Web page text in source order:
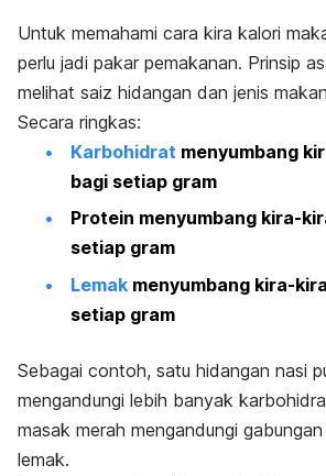
Untuk memahami cara kira kalori
perlu jadi pakar pemakanan. Prinsip
melihat saiz hidangan dan jenis
Secara ringkas:
Karbohidrat menyumbang
bagi setiap gram
Protein menyumbang kira-
setiap gram
Lemak menyumbang kira-
setiap gram
Sebagai contoh, satu hidangan nasi
mengandungi lebih banyak
masak merah mengandungi
lemak.